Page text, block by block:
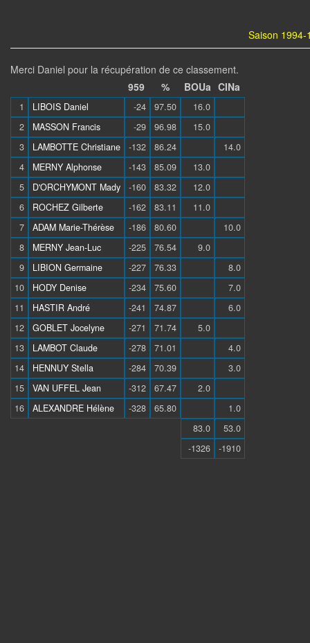
Saison
Merci Daniel pour la récupération de ce classement.
959
% BOUa CINa
1 LIBOIS Daniel -24 97.50
16.0
2
MASSON Francis -29 96.98
15.0
3
LAMBOTTE Christiane -132 86.24
14.0
4
MERNY Alphonse -143 85.09
13.0
5
D'ORCHYMONT Mady -160 83.32
12.0
6
ROCHEZ Gilberte -162 83.11
11.0
7
ADAM Marie-Thérèse -186 80.60
10.0
8
MERNY Jean-Luc -225 76.54
9.0
9
LIBION Germaine -227 76.33
8.0
10
HODY Denise -234 75.60
7.0
11
HASTIR André -241 74.87
6.0
12
GOBLET Jocelyne -271 71.74
5.0
13
LAMBOT Claude -278 71.01
4.0
14
HENNUY Stella -284 70.39
3.0
15
VAN UFFEL Jean -312 67.47
2.0
16
ALEXANDRE Hélène -328 65.80
1.0
83.0
53.0
-1326
-1910